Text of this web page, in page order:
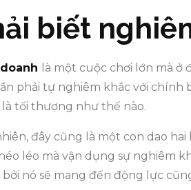
biết
là một cuộc chơi lớn mà ở
phải tự nghiêm khắc với
tối thượng như thế nào.
đây cũng là một con dao
léo mà vận dụng sự nghiêm
bởi nó sẽ mang đến động lực